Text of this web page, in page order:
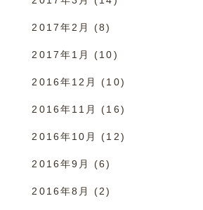
2017年2月 (8)
2017年1月 (10)
2016年12月 (10)
2016年11月 (16)
2016年10月 (12)
2016年9月 (6)
2016年8月 (2)